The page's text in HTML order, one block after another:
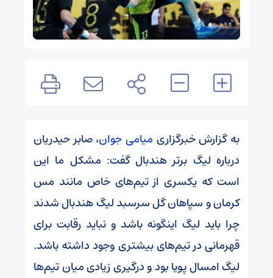
به گزارش خبرگزاری میامی جوان، صابر حیدریان
درباره لیگ برتر هندبال گفت: مشکل ما این
است که یکسری از تیم‌های خاص مانند مس
کرمان و سپاهان گل سرسبد لیگ هندبال شدند
چرا باید لیگ اینگونه باشد و نباید رقابت برای
قهرمانی در تیم‌های بیشتری وجود داشته باشد.
لیگ امسال پویا بود و درگیری زیادی میان تیم‌ها